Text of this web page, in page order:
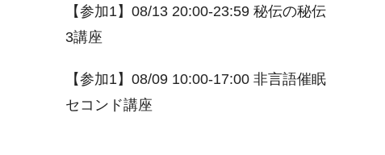
【参加1】08/13 20:00-23:59 秘伝の秘伝
3講座
【参加1】08/09 10:00-17:00 非言語催眠
セコンド講座